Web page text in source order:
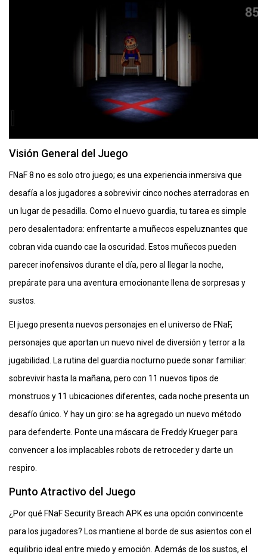
Visión General del Juego
FNaF 8 no es solo otro juego; es una experiencia inmersiva que
desafía a los jugadores a sobrevivir cinco noches aterradoras en
un lugar de pesadilla. Como el nuevo guardia, tu tarea es simple
pero desalentadora: enfrentarte a muñecos espeluznantes que
cobran vida cuando cae la oscuridad. Estos muñecos pueden
parecer inofensivos durante el día, pero al llegar la noche,
prepárate para una aventura emocionante llena de sorpresas y
sustos.
El juego presenta nuevos personajes en el universo de FNaF,
personajes que aportan un nuevo nivel de diversión y terror a la
jugabilidad. La rutina del guardia nocturno puede sonar familiar:
sobrevivir hasta la mañana, pero con 11 nuevos tipos de
monstruos y 11 ubicaciones diferentes, cada noche presenta un
desafío único. Y hay un giro: se ha agregado un nuevo método
para defenderte. Ponte una máscara de Freddy Krueger para
convencer a los implacables robots de retroceder y darte un
respiro.
Punto Atractivo del Juego
¿Por qué FNaF Security Breach APK es una opción convincente
para los jugadores? Los mantiene al borde de sus asientos con el
equilibrio ideal entre miedo y emoción. Además de los sustos, el